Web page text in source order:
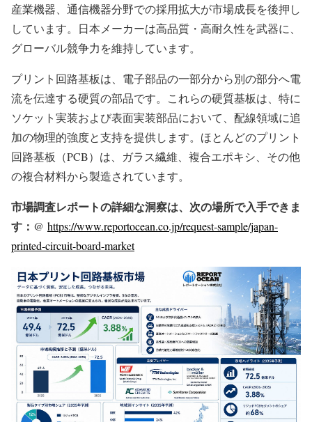
産業機器、通信機器分野での採用拡大が市場成長を後押し
しています。日本メーカーは高品質・高耐久性を武器に、
グローバル競争力を維持しています。
プリント回路基板は、電子部品の一部分から別の部分へ電
流を伝達する硬質の部品です。これらの硬質基板は、特に
ソケット実装および表面実装部品において、配線領域に追
加の物理的強度と支持を提供します。ほとんどのプリント
回路基板（PCB）は、ガラス繊維、複合エポキシ、その他
の複合材料から製造されています。
市場調査レポートの詳細な洞察は、次の場所で入手できま
す：@ https://www.reportocean.co.jp/request-sample/japan-
printed-circuit-board-market